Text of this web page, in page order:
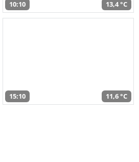
10:10 13,4 °C
15:10 11,6 °C